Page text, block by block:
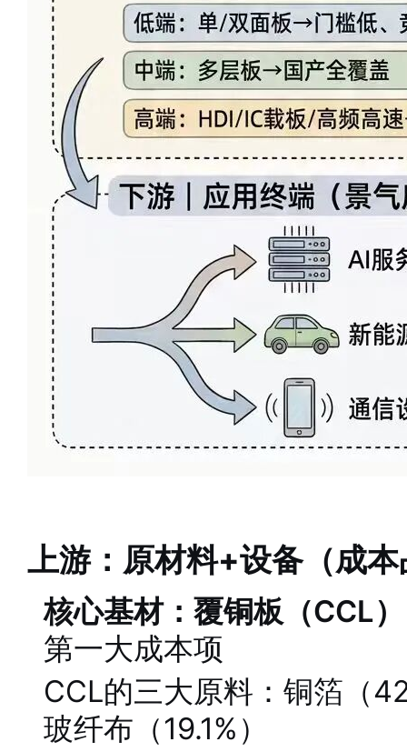
上游：原材料+设备（成
核心基材：覆铜板（CCL）
第一大成本项
CCL的三大原料：铜箔（
玻纤布（19.1%）